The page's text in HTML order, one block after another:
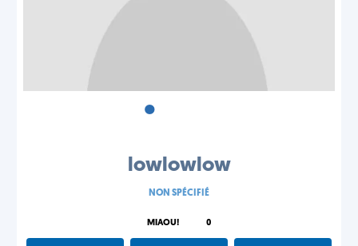
•
lowlowlow
NON SPÉCIFIÉ
MIAOU! 0